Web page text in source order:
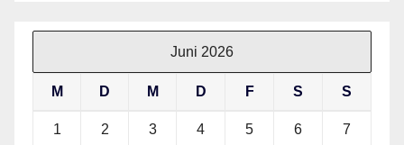
Juni 2026
M D M D F S S
1 2 3 4 5 6 7